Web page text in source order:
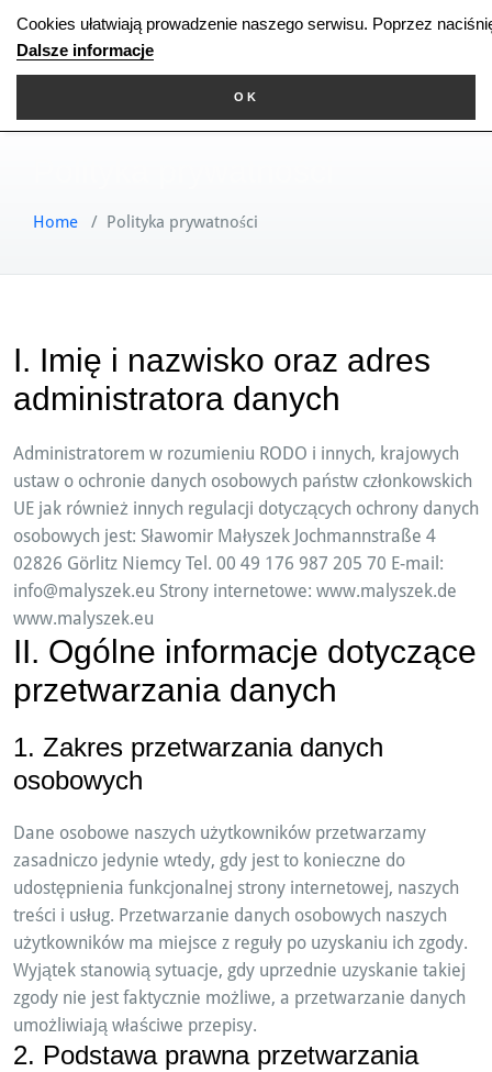
Cookies ułatwiają prowadzenie naszego serwisu. Poprzez
Dalsze informacje
OK
Skip
Home / Polityka prywatności
I. Imię i nazwisko oraz adres
administratora danych
Administratorem w rozumieniu RODO i innych, krajowych
ustaw o ochronie danych osobowych państw członkowskich
UE jak również innych regulacji dotyczących ochrony danych
osobowych jest: Sławomir Małyszek Jochmannstraße 4
02826 Görlitz Niemcy Tel. 00 49 176 987 205 70 E-mail:
info@malyszek.eu Strony internetowe: www.malyszek.de
www.malyszek.eu
II. Ogólne informacje dotyczące
przetwarzania danych
1. Zakres przetwarzania danych
osobowych
Dane osobowe naszych użytkowników przetwarzamy
zasadniczo jedynie wtedy, gdy jest to konieczne do
udostępnienia funkcjonalnej strony internetowej, naszych
treści i usług. Przetwarzanie danych osobowych naszych
użytkowników ma miejsce z reguły po uzyskaniu ich zgody.
Wyjątek stanowią sytuacje, gdy uprzednie uzyskanie takiej
zgody nie jest faktycznie możliwe, a przetwarzanie danych
umożliwiają właściwe przepisy.
2. Podstawa prawna przetwarzania